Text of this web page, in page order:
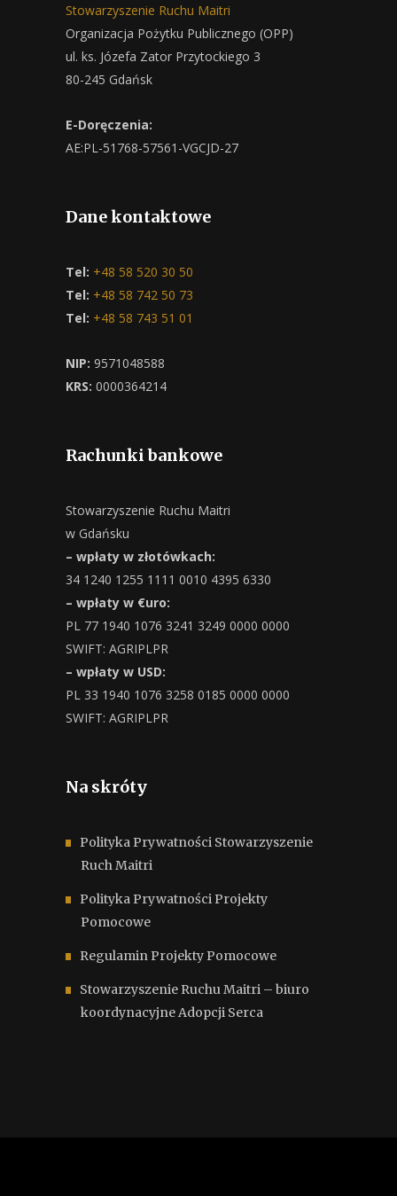
Stowarzyszenie Ruchu Maitri
Organizacja Pożytku Publicznego (OPP)
ul. ks. Józefa Zator Przytockiego 3
80-245 Gdańsk
E-Doręczenia:
AE:PL-51768-57561-VGCJD-27
Dane kontaktowe
Tel: +48 58 520 30 50
Tel: +48 58 742 50 73
Tel: +48 58 743 51 01
NIP: 9571048588
KRS: 0000364214
Rachunki bankowe
Stowarzyszenie Ruchu Maitri
w Gdańsku
– wpłaty w złotówkach:
34 1240 1255 1111 0010 4395 6330
– wpłaty w €uro:
PL 77 1940 1076 3241 3249 0000 0000
SWIFT: AGRIPLPR
– wpłaty w USD:
PL 33 1940 1076 3258 0185 0000 0000
SWIFT: AGRIPLPR
Na skróty
Polityka Prywatności Stowarzyszenie
Ruch Maitri
Polityka Prywatności Projekty
Pomocowe
Regulamin Projekty Pomocowe
Stowarzyszenie Ruchu Maitri – biuro
koordynacyjne Adopcji Serca